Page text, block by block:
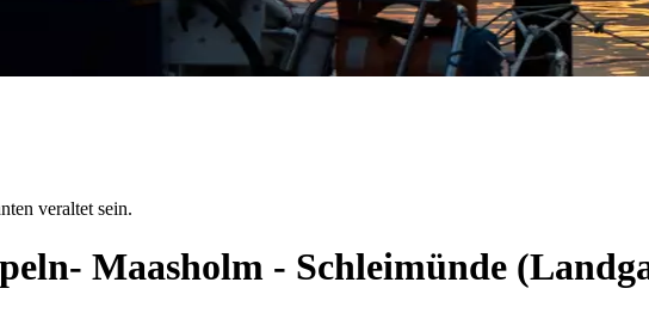
veraltet sein.
Maasholm - Schleimünde